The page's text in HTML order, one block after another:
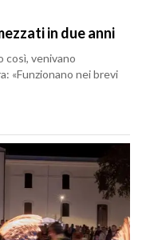
in due anni
così, venivano
«Funzionano nei brevi